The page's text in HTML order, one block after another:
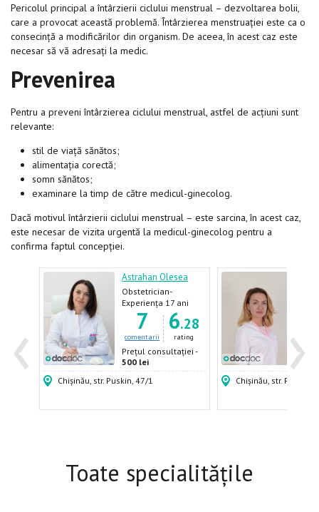
Pericolul principal a întârzierii ciclului menstrual – dezvoltarea bolii,
care a provocat această problemă. Întârzierea menstruației este ca o
consecință a modificărilor din organism. De aceea, în acest caz este
necesar să vă adresați la medic.
Prevenirea
Pentru a preveni întârzierea ciclului menstrual, astfel de acțiuni sunt
relevante:
stil de viață sănătos;
alimentația corectă;
somn sănătos;
examinare la timp de către medicul-ginecolog.
Dacă motivul întârzierii ciclului menstrual – este sarcina, în acest caz,
este necesar de vizita urgentă la medicul-ginecolog pentru a
confirma faptul concepției.
‹ ›
-
Astrahan Olesea
Obstetrician-
ginecolog,
Ginecolog
Experiența 17 ani
7
comentarii
6.28
rating
Prețul consultației -
500 lei
Chișinău, str. Puskin, 47/1
500
Chișinău, str. Puskin,
Toate specialitățile